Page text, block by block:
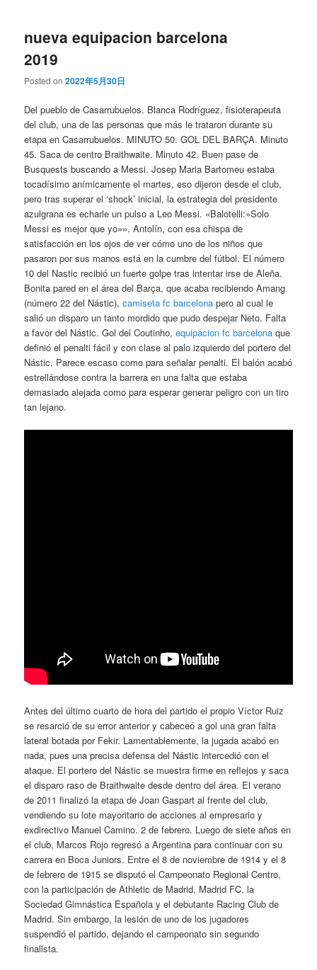
nueva equipacion barcelona
2019
Posted on2022年5月30日
Del pueblo de Casarrubuelos. Blanca Rodríguez, fisioterapeuta
del club, una de las personas que más le trataron durante su
etapa en Casarrubuelos. MINUTO 50. GOL DEL BARÇA. Minuto
45. Saca de centro Braithwaite. Minuto 42. Buen pase de
Busquests buscando a Messi. Josep Maria Bartomeu estaba
tocadísimo anímicamente el martes, eso dijeron desde el club,
pero tras superar el ‘shock’ inicial, la estrategia del presidente
azulgrana es echarle un pulso a Leo Messi. «Balotelli:»Solo
Messi es mejor que yo»». Antolín, con esa chispa de
satisfacción en los ojos de ver cómo uno de los niños que
pasaron por sus manos está en la cumbre del fútbol. El número
10 del Nastic recibió un fuerte golpe tras intentar irse de Aleña.
Bonita pared en el área del Barça, que acaba recibiendo Amang
(número 22 del Nástic),camiseta fc barcelona pero al cual le
salió un disparo un tanto mordido que pudo despejar Neto. Falta
a favor del Nástic. Gol del Coutinho,equipacion fc barcelona que
definió el penalti fácil y con clase al palo izquierdo del portero del
Nástic. Parece escaso como para señalar penalti. El balón acabó
estrellándose contra la barrera en una falta que estaba
demasiado alejada como para esperar generar peligro con un tiro
tan lejano.
Antes del último cuarto de hora del partido el propio Víctor Ruiz
se resarció de su error anterior y cabeceó a gol una gran falta
lateral botada por Fekir. Lamentablemente, la jugada acabó en
nada, pues una precisa defensa del Nástic intercedió con el
ataque. El portero del Nástic se muestra firme en reflejos y saca
el disparo raso de Braithwaite desde dentro del área. El verano
de 2011 finalizó la etapa de Joan Gaspart al frente del club,
vendiendo su lote mayoritario de acciones al empresario y
exdirectivo Manuel Camino. 2 de febrero. Luego de siete años en
el club, Marcos Rojo regresó a Argentina para continuar con su
carrera en Boca Juniors. Entre el 8 de noviembre de 1914 y el 8
de febrero de 1915 se disputó el Campeonato Regional Centro,
con la participación de Athletic de Madrid, Madrid FC, la
Sociedad Gimnástica Española y el debutante Racing Club de
Madrid. Sin embargo, la lesión de uno de los jugadores
suspendió el partido, dejando el campeonato sin segundo
finalista.